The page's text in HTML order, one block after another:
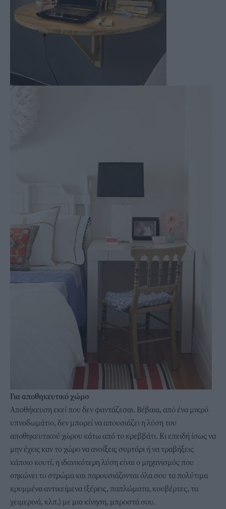
Για αποθηκευτικό χώρο
Αποθήκευση εκεί που δεν φαντάζεσαι. Βέβαια, από ένα μικρό
υπνοδωμάτιο, δεν μπορεί να απουσιάζει η λύση του
αποθηκευτικού χώρου κάτω από το κρεββάτι. Κι επειδή ίσως να
μην έχεις καν το χώρο να ανοίξεις συρτάρι ή να τραβήξεις
κάποιο κουτί, η ιδανικότερη λύση είναι ο μηχανισμός που
σηκώνει το στρώμα και παρουσιάζονται όλα σου τα πολύτιμα
κρυμμένα αντικείμενα (ξέρεις, παπλώματα, κουβέρτες, τα
χειμερινά, κλπ.) με μια κίνηση, μπροστά σου.